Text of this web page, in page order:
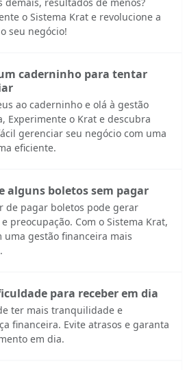
o Sistema Krat e revolucione a
seu negócio!
caderninho para tentar
ao caderninho e olá à gestão
Experimente o Krat e descubra
gerenciar seu negócio com uma
eficiente.
alguns boletos sem pagar
de pagar boletos pode gerar
preocupação. Com o Sistema Krat,
uma gestão financeira mais
para receber em dia
ter mais tranquilidade e
financeira. Evite atrasos e garanta
em dia.